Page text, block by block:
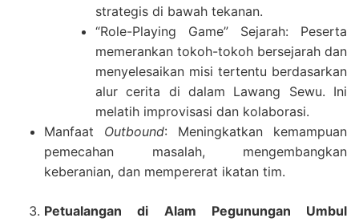
strategis di bawah tekanan.
“Role-Playing Game” Sejarah: Peserta
memerankan tokoh-tokoh bersejarah dan
menyelesaikan misi tertentu berdasarkan
alur cerita di dalam Lawang Sewu. Ini
melatih improvisasi dan kolaborasi.
Manfaat Outbound: Meningkatkan kemampuan
pemecahan masalah, mengembangkan
keberanian, dan mempererat ikatan tim.
Petualangan di Alam Pegunungan Umbul